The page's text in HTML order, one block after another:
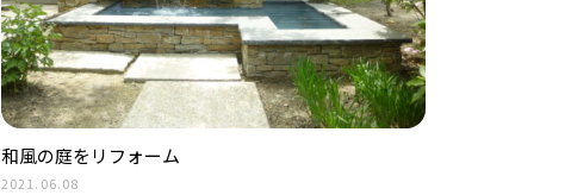
和風の庭をリフォーム
2021.06.08